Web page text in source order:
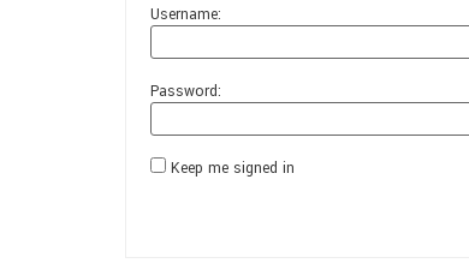
Username:
Password:
Keep me signed in